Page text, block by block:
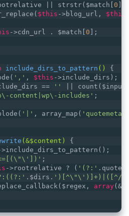
|| strstr($match[ 0
$this ->blog_url, $this
->cdn_url . $match[ 0 ];
include_dirs_to_pattern ()
{
',' , $this ->include_dirs);
== ''
||
content|wp\-includes' ;
'|' , array_map( 'quotemeta'
(&$content)
{
>include_dirs_to_pattern();
;
->rootrelative ? ( '(?:'
.$dirs. ')[^\"\')]+)|([^/
array(&